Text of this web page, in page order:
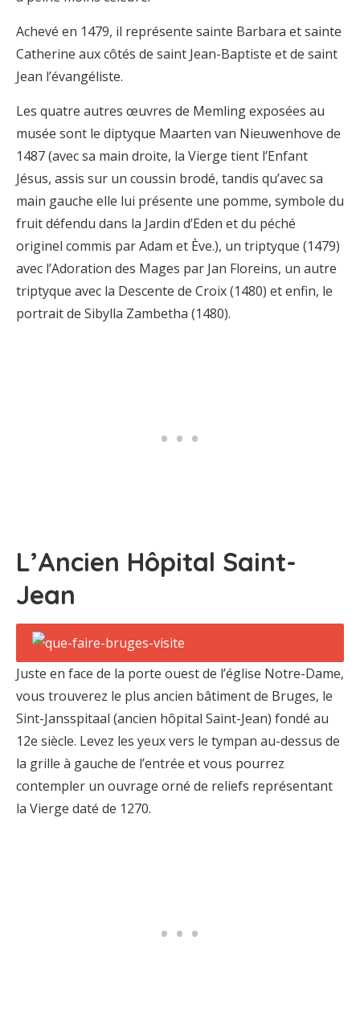
Achevé en 1479, il représente sainte Barbara et sainte
Catherine aux côtés de saint Jean-Baptiste et de saint
Jean l’évangéliste.
Les quatre autres œuvres de Memling exposées au
musée sont le diptyque Maarten van Nieuwenhove de
1487 (avec sa main droite, la Vierge tient l’Enfant
Jésus, assis sur un coussin brodé, tandis qu’avec sa
main gauche elle lui présente une pomme, symbole du
fruit défendu dans la Jardin d’Eden et du péché
originel commis par Adam et Ève.), un triptyque (1479)
avec l’Adoration des Mages par Jan Floreins, un autre
triptyque avec la Descente de Croix (1480) et enfin, le
portrait de Sibylla Zambetha (1480).
L’Ancien Hôpital Saint-
Jean
Juste en face de la porte ouest de l’église Notre-Dame,
vous trouverez le plus ancien bâtiment de Bruges, le
Sint-Jansspitaal (ancien hôpital Saint-Jean) fondé au
12e siècle. Levez les yeux vers le tympan au-dessus de
la grille à gauche de l’entrée et vous pourrez
contempler un ouvrage orné de reliefs représentant
la Vierge daté de 1270.